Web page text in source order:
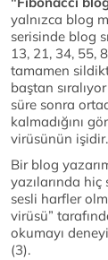
yalnızca blog
serisinde blog
13, 21, 34, 55,
tamamen
baştan
süre sonra
kalmadığını
virüsünün işidir.
Bir blog
yazılarında
sesli harfler
virüsü”
okumayı
(3).